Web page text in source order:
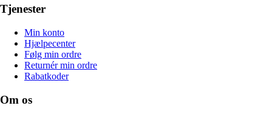
Tjenester
Min konto
Hjælpecenter
Følg min ordre
Returnér min ordre
Rabatkoder
Om os